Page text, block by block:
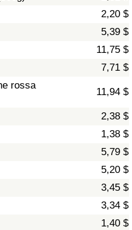
2,20 $
5,39 $
11,75 $
7,71 $
rossa
11,94 $
2,38 $
1,38 $
5,79 $
5,20 $
3,45 $
3,34 $
1,40 $
(Corrente)
per